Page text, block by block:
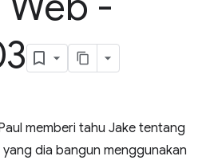
memberi tahu Jake tentang
dia bangun menggunakan